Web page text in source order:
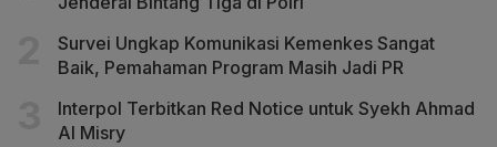
Survei Ungkap Komunikasi Kemenkes Sangat
Baik, Pemahaman Program Masih Jadi PR
Interpol Terbitkan Red Notice untuk Syekh Ahmad
Al Misry